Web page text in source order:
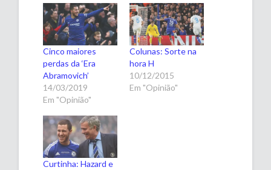
Cinco maiores
perdas da ‘Era
Abramovich’
14/03/2019
Em "Opinião"
Colunas: Sorte na
hora H
10/12/2015
Em "Opinião"
Curtinha: Hazard e